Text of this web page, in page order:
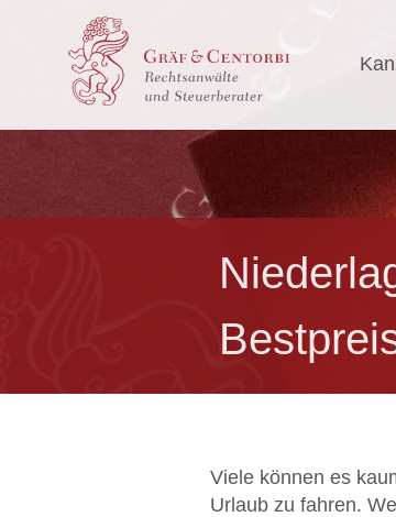
Viele können es
Urlaub zu fahren.